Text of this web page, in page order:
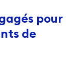
pour
de